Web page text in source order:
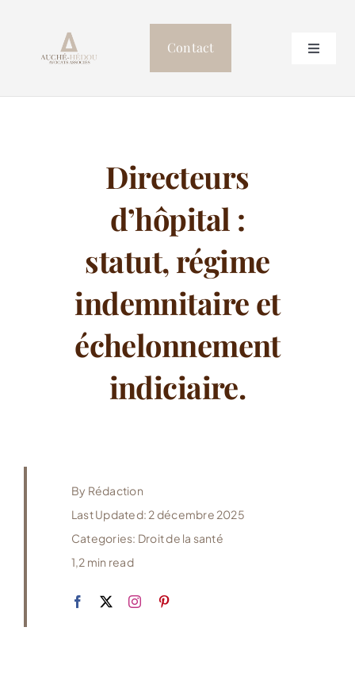
contenu
Contact
Toggle
Professionnels de Santé
Autres compétences
Directeurs
d’hôpital :
statut, régime
indemnitaire et
échelonnement
indiciaire.
By Rédaction
Last Updated: 2 décembre 2025
Categories: Droit de la santé
1,2 min read